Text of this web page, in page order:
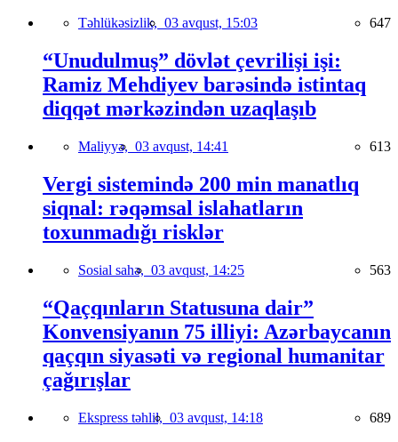
Təhlükəsizlik, 03 avqust, 15:03 647
“Unudulmuş” dövlət çevrilişi işi:
Ramiz Mehdiyev barəsində istintaq
diqqət mərkəzindən uzaqlaşıb
Maliyyə, 03 avqust, 14:41 613
Vergi sistemində 200 min manatlıq
siqnal: rəqəmsal islahatların
toxunmadığı risklər
Sosial sahə, 03 avqust, 14:25 563
“Qaçqınların Statusuna dair”
Konvensiyanın 75 illiyi: Azərbaycanın
qaçqın siyasəti və regional humanitar
çağırışlar
Ekspress təhlil, 03 avqust, 14:18 689